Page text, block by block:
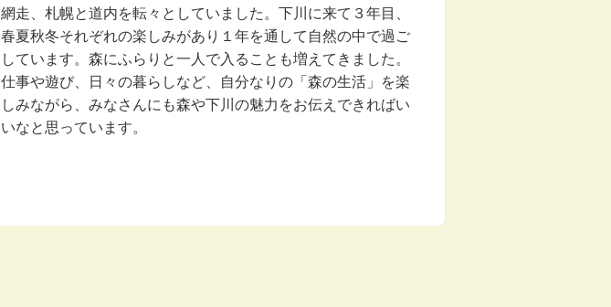
網走、札幌と道内を転々としていました。下川に来て３年目、
春夏秋冬それぞれの楽しみがあり１年を通して自然の中で過ご
しています。森にふらりと一人で入ることも増えてきました。
仕事や遊び、日々の暮らしなど、自分なりの「森の生活」を楽
しみながら、みなさんにも森や下川の魅力をお伝えできればい
いなと思っています。